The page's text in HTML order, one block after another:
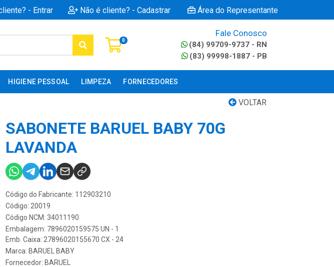
- Entrar Não é cliente? - Cadastrar Área do Representante
0
Fale Conosco
(84) 99709-9737 - RN
(83) 99998-1887 - PB
HIGIENE PESSOAL LIMPEZA FORNECEDORES
VOLTAR
SABONETE BARUEL BABY 70G
LAVANDA
Código do Fabricante: 112903210
Código: 20019
Código NCM: 34011190
Embalagem: 7896020159575 UN - 1
Emb. Caixa: 27896020155670 CX - 24
Marca: BARUEL BABY
Fornecedor: BARUEL